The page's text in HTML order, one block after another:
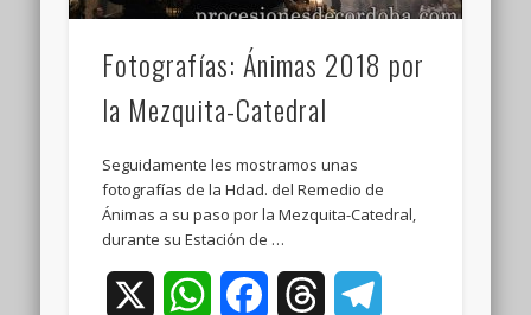
Fotografías: Ánimas 2018 por
la Mezquita-Catedral
Seguidamente les mostramos unas
fotografías de la Hdad. del Remedio de
Ánimas a su paso por la Mezquita-Catedral,
durante su Estación de …
WhatsAppFacebookThreads